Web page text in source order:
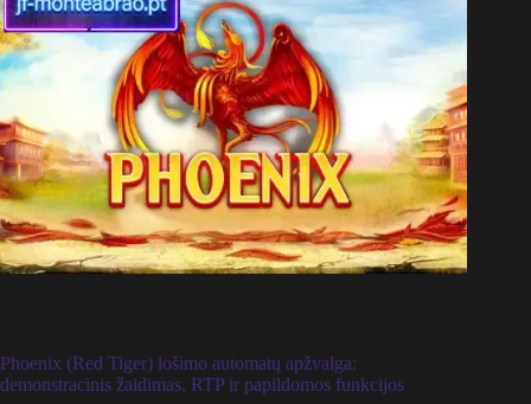
Phoenix (Red Tiger) lošimo automatų apžvalga:
demonstracinis žaidimas, RTP ir papildomos funkcijos